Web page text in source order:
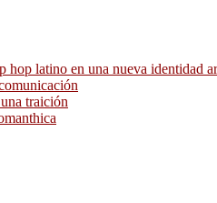
hop latino en una nueva identidad
traición